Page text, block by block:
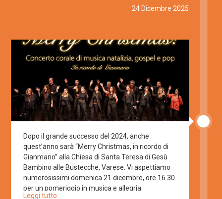
condividere insieme a voi questi momenti24 Dicembre 2025
Dopo il grande successo del 2024, anche
quest’anno sarà “Merry Christmas, in ricordo di
Gianmario” alla Chiesa di Santa Teresa di Gesù
Bambino alle Bustecche, Varese. Vi aspettiamo
numerosissimi domenica 21 dicembre, ore 16.30
per un pomeriggio in musica e allegria.
Leggi tutto